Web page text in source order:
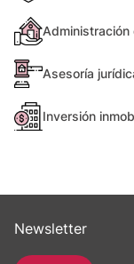
Administración
Asesoría
Inversión
Newsletter